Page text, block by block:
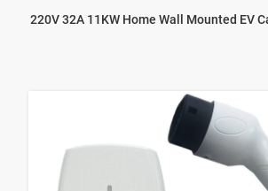
220V 32A 11KW Home Wall Mounted EV